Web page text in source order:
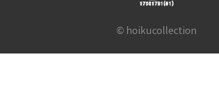
© hoikucollection